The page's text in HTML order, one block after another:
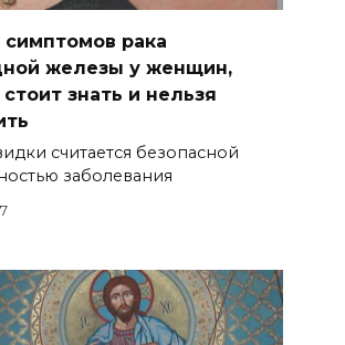
симптомов рака
железы у женщин,
знать и нельзя
считается безопасной
заболевания